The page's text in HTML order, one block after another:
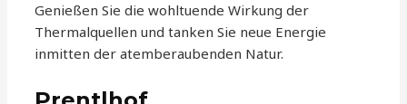
Genießen Sie die wohltuende Wirkung der
Thermalquellen und tanken Sie neue Energie
inmitten der atemberaubenden Natur.